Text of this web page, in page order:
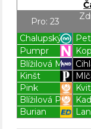
Pro: 23
Chalupský
Pumpr
Blížilová M.
Kinšt
Pink
Blížilová P.
Burian